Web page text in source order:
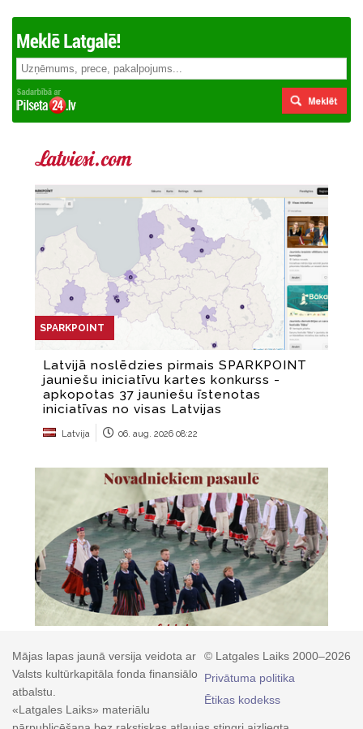
© Latgales Laiks 2000–2026
Privātuma politika
Ētikas kodekss
Mājas lapas jaunā versija veidota ar
Valsts kultūrkapitāla fonda finansiālo
atbalstu.
«Latgales Laiks» materiālu